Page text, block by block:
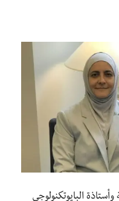
البايوتكنولوجي